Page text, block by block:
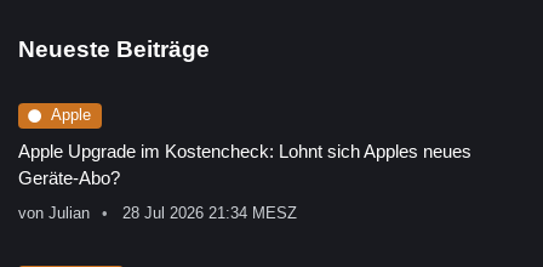
Neueste Beiträge
Apple
Apple Upgrade im Kostencheck: Lohnt sich Apples neues
Geräte-Abo?
von Julian 28 Jul 2026 21:34 MESZ